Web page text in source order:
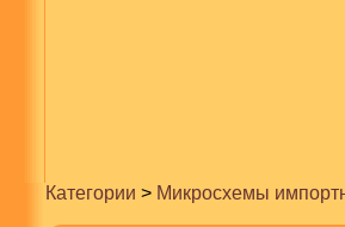
Категории > Микросхемы